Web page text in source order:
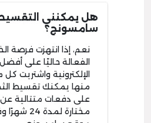
هل يمكنني
سامسونج؟
نعم، إذا انتهزت فرصة
الفعالة حاليًا على
الإلكترونية واشتريت
منها يمكنك تقسيط
على دفعات متتالية
مختارة